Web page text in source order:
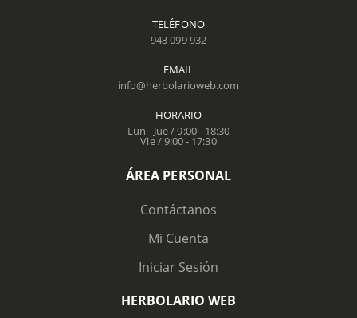
TELÉFONO
943 099 932
EMAIL
info@herbolarioweb.com
HORARIO
Lun - Jue / 9:00 - 18:30
Vie / 9:00 - 17:30
ÁREA PERSONAL
Contáctanos
Mi Cuenta
Iniciar Sesión
HERBOLARIO WEB